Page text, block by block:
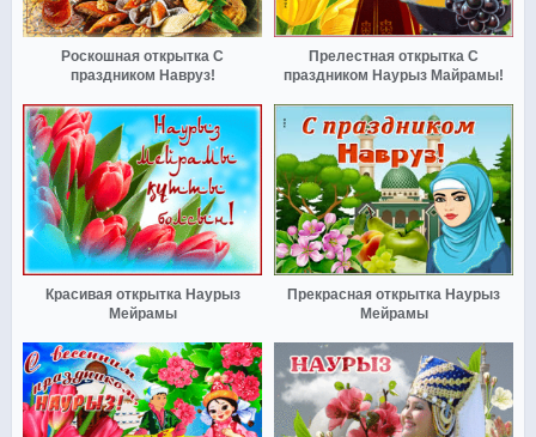
Роскошная открытка С
праздником Навруз!
Прелестная открытка С
праздником Наурыз Майрамы!
Красивая открытка Наурыз
Мейрамы
Прекрасная открытка Наурыз
Мейрамы